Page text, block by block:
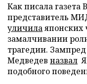
Как писала
представитель
уличилаяпонских
замалчивании
трагедии.
Медведев назвал
подобного